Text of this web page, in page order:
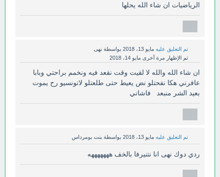
الرياضيات ان شاء الله يحلها
تم التعليق عليه مايو 13، 2018 بواسطة نهى
تم الإظهار مرة أخرى مايو 14، 2018
ان شاء الله والله لا لقيت وقت نقعد فيه ونخمم براحتي وبابا
عافرني هكا نفحتلو نض يعيط حتى طلعتلو لاتونسيو رح يموت
بعيد الشر منبعد فاشاني
تم التعليق عليه مايو 13، 2018 بواسطة بنت بومرداس
ردي دوك نهى انا نتنيرفا بالخف هههههههه